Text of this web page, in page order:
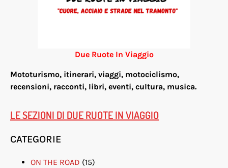
Due Ruote In Viaggio
Mototurismo, itinerari, viaggi, motociclismo,
recensioni, racconti, libri, eventi, cultura, musica.
LE SEZIONI DI DUE RUOTE IN VIAGGIO
CATEGORIE
ON THE ROAD (15)